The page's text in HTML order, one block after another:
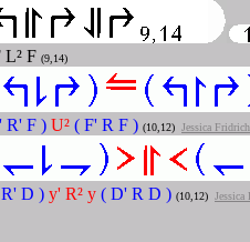
L² F (9,14)
R' F ) U² ( F' R F ) (10,12) Jessica
D ) y' R² y ( D' R D ) (10,12)